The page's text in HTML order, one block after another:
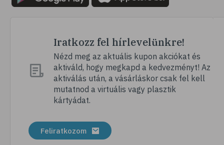
# hátfájás
# vérnyomáscsökkentés
# megfázás
# influenza
# fertőző betegségek
# köhögés
Iratkozz fel hírlevelünkre!
Nézd meg az aktuális kupon akciókat és
aktiváld, hogy megkapd a kedvezményt! Az
aktiválás után, a vásárláskor csak fel kell
mutatnod a virtuális vagy plasztik
kártyádat.
Feliratkozom